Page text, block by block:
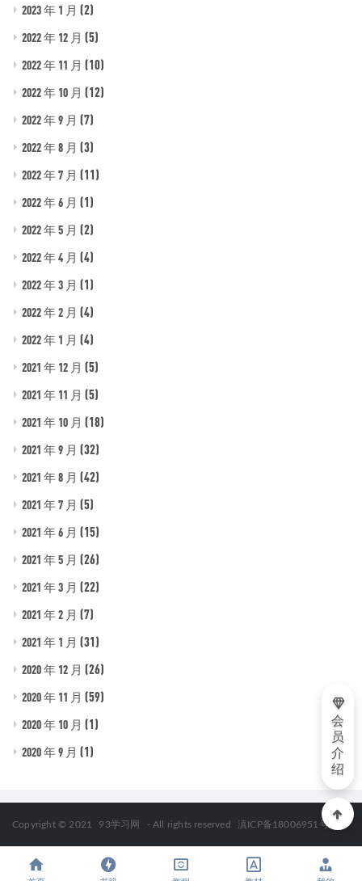
2023 年 1 月 (2)
2022 年 12 月 (5)
2022 年 11 月 (10)
2022 年 10 月 (12)
2022 年 9 月 (7)
2022 年 8 月 (3)
2022 年 7 月 (11)
2022 年 6 月 (1)
2022 年 5 月 (2)
2022 年 4 月 (4)
2022 年 3 月 (1)
2022 年 2 月 (4)
2022 年 1 月 (4)
2021 年 12 月 (5)
2021 年 11 月 (5)
2021 年 10 月 (18)
2021 年 9 月 (32)
2021 年 8 月 (42)
2021 年 7 月 (5)
2021 年 6 月 (15)
2021 年 5 月 (26)
2021 年 3 月 (22)
2021 年 2 月 (7)
2021 年 1 月 (31)
2020 年 12 月 (26)
2020 年 11 月 (59)
2020 年 10 月 (1)
2020 年 9 月 (1)
Copyright © 2021 93学习网 - All rights reserved 滇ICP备18006951号-2
会
员
介
绍